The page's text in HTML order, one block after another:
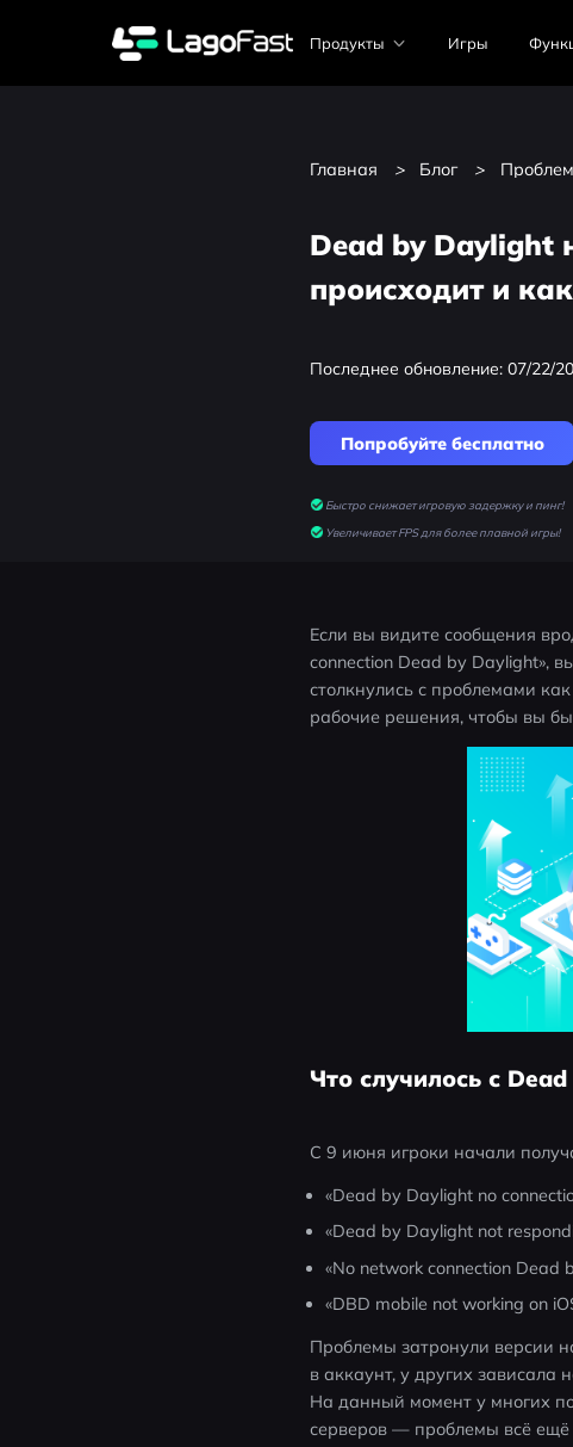
Продукты Игры
Главная > Блог >
Dead by Daylight
происходит и
Последнее обновление: 07/22/
Попробуйте бесплатно
Быстро снижает игровую задержку и пинг!
Увеличивает FPS для более плавной игры!
Если вы видите сообщения
connection Dead by Daylight»,
столкнулись с проблемами
рабочие решения, чтобы вы
Что случилось с
С 9 июня игроки начали
«Dead by Daylight no
«Dead by Daylight not
«No network connection Dead
«DBD mobile not working on
Проблемы затронули версии
в аккаунт, у других зависала
На данный момент у многих
серверов — проблемы всё ещё